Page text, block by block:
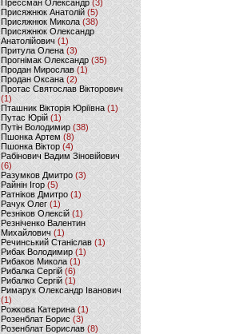
Прессман Олександр(3)
Присяжнюк Анатолій (5)
Присяжнюк Микола (38)
Присяжнюк Олександр
Анатолійович (1)
Притула Олена (3)
Прогнімак Олександр(35)
Продан Мирослав(1)
Продан Оксана (2)
Протас Святослав Вікторович
(1)
Пташник Вікторія Юріївна (1)
Путас Юрій (1)
Путін Володимир(38)
Пшонка Артем (8)
Пшонка Віктор(4)
Рабінович Вадим Зіновійович
(6)
Разумков Дмитро (3)
Райнін Ігор(5)
Ратніков Дмитро (1)
Рачук Олег (1)
Резніков Олексій(1)
Резніченко Валентин
Михайлович (1)
Речинський Станіслав (1)
Рибак Володимир(1)
Рибаков Микола(1)
Рибалка Сергій (6)
Рибалко Сергій (1)
Римарук Олександр Іванович
(1)
Рожкова Катерина(1)
Розенблат Борис (3)
Розенблат Борислав (8)